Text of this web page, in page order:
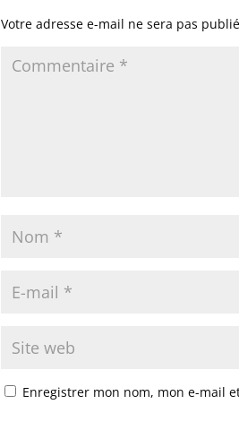
Votre adresse e-mail ne sera pas
Enregistrer mon nom, mon e-mail